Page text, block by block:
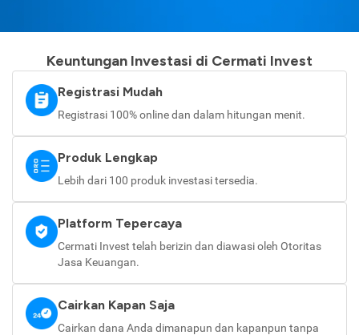
Keuntungan Investasi di Cermati Invest
Registrasi Mudah
Registrasi 100% online dan dalam hitungan menit.
Produk Lengkap
Lebih dari 100 produk investasi tersedia.
Platform Tepercaya
Cermati Invest telah berizin dan diawasi oleh Otoritas
Jasa Keuangan.
Cairkan Kapan Saja
Cairkan dana Anda dimanapun dan kapanpun tanpa